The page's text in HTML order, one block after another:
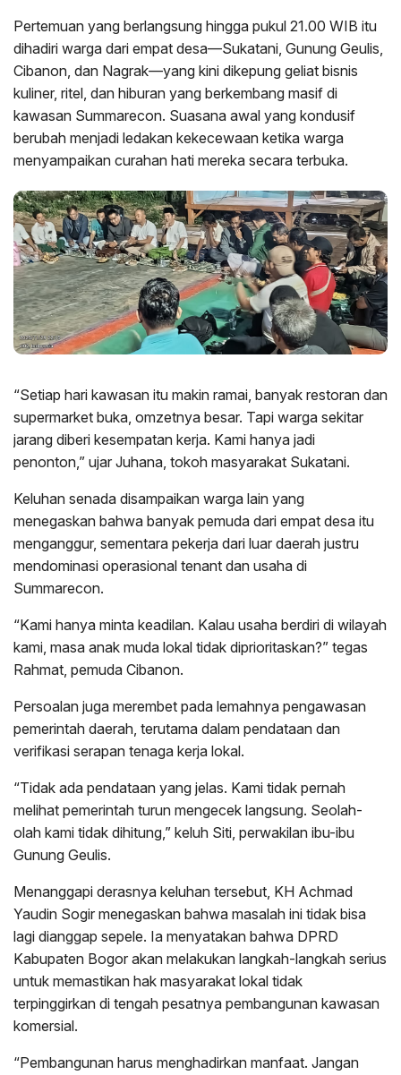
Pertemuan yang berlangsung hingga pukul 21.00 WIB itu
dihadiri warga dari empat desa—Sukatani, Gunung Geulis,
Cibanon, dan Nagrak—yang kini dikepung geliat bisnis
kuliner, ritel, dan hiburan yang berkembang masif di
kawasan Summarecon. Suasana awal yang kondusif
berubah menjadi ledakan kekecewaan ketika warga
menyampaikan curahan hati mereka secara terbuka.
“Setiap hari kawasan itu makin ramai, banyak restoran dan
supermarket buka, omzetnya besar. Tapi warga sekitar
jarang diberi kesempatan kerja. Kami hanya jadi
penonton,” ujar Juhana, tokoh masyarakat Sukatani.
Keluhan senada disampaikan warga lain yang
menegaskan bahwa banyak pemuda dari empat desa itu
menganggur, sementara pekerja dari luar daerah justru
mendominasi operasional tenant dan usaha di
Summarecon.
“Kami hanya minta keadilan. Kalau usaha berdiri di wilayah
kami, masa anak muda lokal tidak diprioritaskan?” tegas
Rahmat, pemuda Cibanon.
Persoalan juga merembet pada lemahnya pengawasan
pemerintah daerah, terutama dalam pendataan dan
verifikasi serapan tenaga kerja lokal.
“Tidak ada pendataan yang jelas. Kami tidak pernah
melihat pemerintah turun mengecek langsung. Seolah-
olah kami tidak dihitung,” keluh Siti, perwakilan ibu-ibu
Gunung Geulis.
Menanggapi derasnya keluhan tersebut, KH Achmad
Yaudin Sogir menegaskan bahwa masalah ini tidak bisa
lagi dianggap sepele. Ia menyatakan bahwa DPRD
Kabupaten Bogor akan melakukan langkah-langkah serius
untuk memastikan hak masyarakat lokal tidak
terpinggirkan di tengah pesatnya pembangunan kawasan
komersial.
“Pembangunan harus menghadirkan manfaat. Jangan